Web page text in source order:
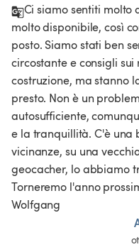
Ci siamo sentiti molto
molto disponibile, così
posto. Siamo stati ben
circostante e consigli
costruzione, ma stanno
presto. Non è un
autosufficiente,
e la tranquillità. C'è una
vicinanze, su una
geocacher, lo abbiamo
Torneremo l'anno
Wolfgang